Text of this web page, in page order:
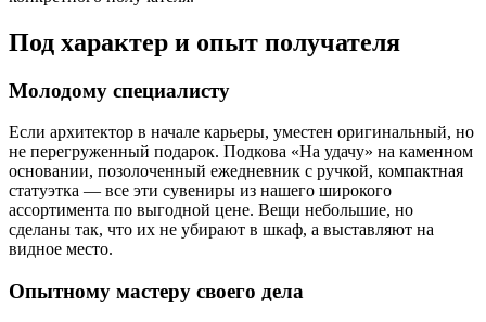
Под характер и опыт получателя
Молодому специалисту
Если архитектор в начале карьеры, уместен оригинальный, но
не перегруженный подарок. Подкова «На удачу» на каменном
основании, позолоченный ежедневник с ручкой, компактная
статуэтка — все эти сувениры из нашего широкого
ассортимента по выгодной цене. Вещи небольшие, но
сделаны так, что их не убирают в шкаф, а выставляют на
видное место.
Опытному мастеру своего дела